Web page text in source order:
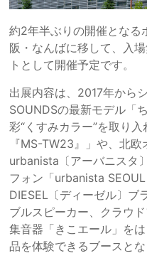
約2年半ぶりの開催とな
阪・なんばに移して、入
トとして開催予定です。
出展内容は、2017年から
SOUNDSの最新モデル「
彩“くすみカラー”を取り
『MS-TW23』」や、北
urbanista〔アーバニスタ
フォン「urbanista SEOUL
DIESEL〔ディーゼル〕ブ
ブルスピーカー、クラウ
集音器「きこエール」を
品を体験できるブースとな